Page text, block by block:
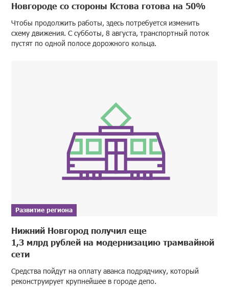
Новгороде со стороны Кстова готова на 50%
Чтобы продолжить работы, здесь потребуется изменить
схему движения. С субботы, 8 августа, транспортный поток
пустят по одной полосе дорожного кольца.
Развитие региона
Нижний Новгород получил еще
1,3 млрд рублей на модернизацию трамвайной
сети
Средства пойдут на оплату аванса подрядчику, который
реконструирует крупнейшее в городе депо.